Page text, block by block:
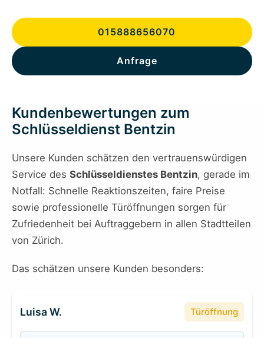
015888656070
Anfrage
Kundenbewertungen zum
Schlüsseldienst Bentzin
Unsere Kunden schätzen den vertrauenswürdigen
Service des Schlüsseldienstes Bentzin, gerade im
Notfall: Schnelle Reaktionszeiten, faire Preise
sowie professionelle Türöffnungen sorgen für
Zufriedenheit bei Auftraggebern in allen Stadtteilen
von Zürich.
Das schätzen unsere Kunden besonders:
Luisa W. Türöffnung